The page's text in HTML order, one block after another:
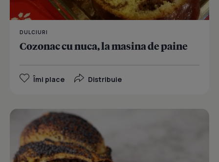
DULCIURI
Cozonac cu nuca, la masina de paine
Îmi place Distribuie